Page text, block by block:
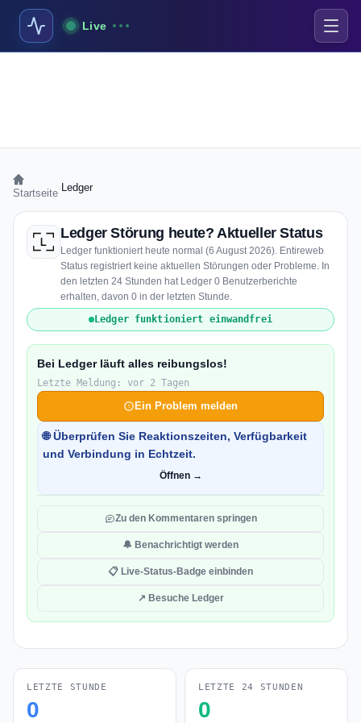
Live
Startseite Ledger
Ledger Störung heute? Aktueller Status
Ledger funktioniert heute normal (6 August 2026). Entireweb
Status registriert keine aktuellen Störungen oder Probleme. In
den letzten 24 Stunden hat Ledger 0 Benutzerberichte
erhalten, davon 0 in der letzten Stunde.
Ledger funktioniert einwandfrei
Bei Ledger läuft alles reibungslos!
Letzte Meldung: vor 2 Tagen
Ein Problem melden
🌐 Überprüfen Sie Reaktionszeiten, Verfügbarkeit
und Verbindung in Echtzeit.
Öffnen →
Zu den Kommentaren springen
🔔 Benachrichtigt werden
📋 Live-Status-Badge einbinden
↗ Besuche Ledger
LETZTE STUNDE
0
LETZTE 24 STUNDEN
0